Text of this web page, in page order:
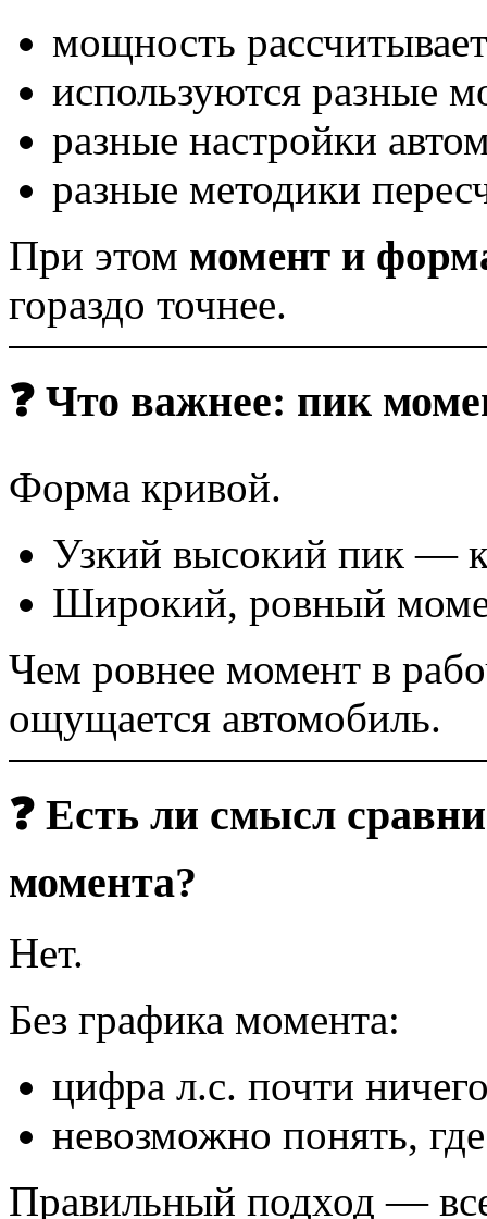
мощность
используются разные
разные настройки
разные методики
При этом момент и
гораздо точнее.
❓ Что важнее: пик
Форма кривой.
Узкий высокий пик —
Широкий, ровный
Чем ровнее момент в
ощущается автомобиль.
❓ Есть ли смысл
момента?
Нет.
Без графика момента:
цифра л.с. почти
невозможно понять,
Правильный подход —